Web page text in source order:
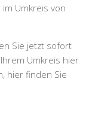
Umkreis von
Sie jetzt sofort
Umkreis hier
hier finden Sie